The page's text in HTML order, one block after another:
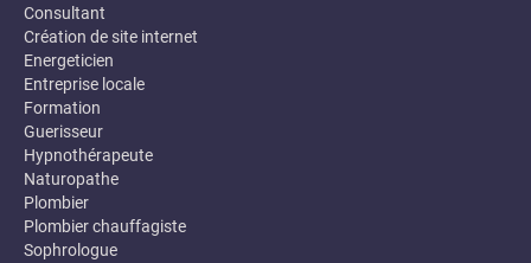
Consultant
Création de site internet
Energeticien
Entreprise locale
Formation
Guerisseur
Hypnothérapeute
Naturopathe
Plombier
Plombier chauffagiste
Sophrologue